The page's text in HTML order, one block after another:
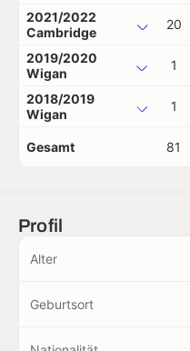
2021/2022
Cambridge
20
2019/2020
Wigan
1
2018/2019
Wigan
1
Gesamt 81
Profil
Alter
Geburtsort